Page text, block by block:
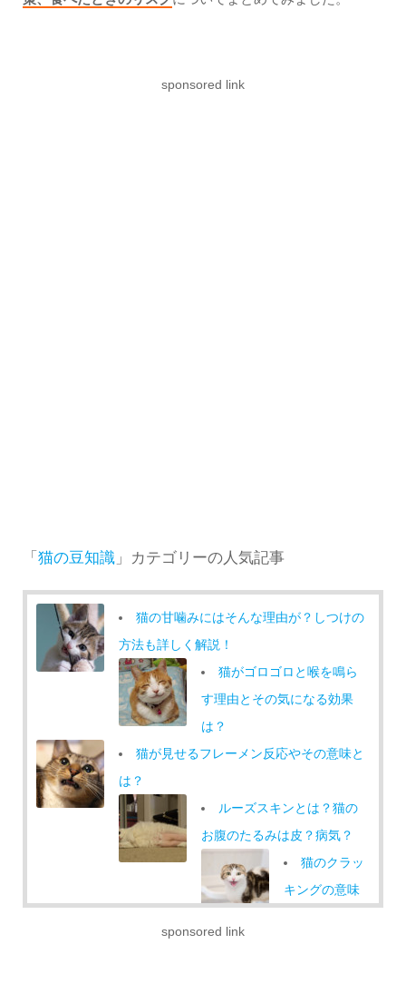
sponsored link
「 猫の豆知識」カテゴリーの人気記事
猫の甘噛みにはそんな理由が？しつけの
方法も詳しく解説！
猫がゴロゴロと喉を鳴ら
す理由とその気になる効果
は？
猫が見せるフレーメン反応やその意味と
は？
ルーズスキンとは？猫の
お腹のたるみは皮？病気？
猫のクラッ
キングの意味
sponsored link